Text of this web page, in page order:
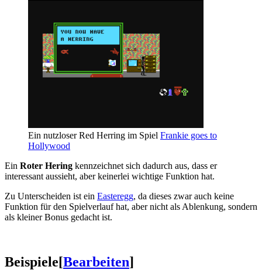
Ein nutzloser Red Herring im Spiel Frankie goes to
Hollywood
Ein Roter Hering kennzeichnet sich dadurch aus, dass er
interessant aussieht, aber keinerlei wichtige Funktion hat.
Zu Unterscheiden ist ein Easteregg, da dieses zwar auch keine
Funktion für den Spielverlauf hat, aber nicht als Ablenkung, sondern
als kleiner Bonus gedacht ist.
Beispiele[Bearbeiten]